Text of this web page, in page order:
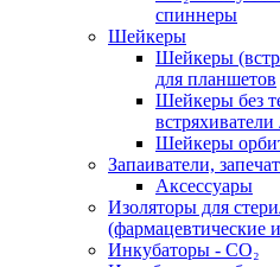
спиннеры
Шейкеры
Шейкеры
для планшетов
Шейкеры без
Шейкеры
Запаиватели,
Аксессуары
Изоляторы для
(фармацевтические
Инкубаторы - CO₂